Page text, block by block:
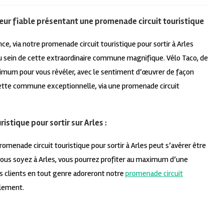
fiable présentant une promenade circuit touristique
via notre promenade circuit touristique pour sortir à Arles
de cette extraordinaire commune magnifique. Vélo Taco, de
pour vous révéler, avec le sentiment d’œuvrer de façon
commune exceptionnelle, via une promenade circuit
pour sortir sur Arles :
circuit touristique pour sortir à Arles peut s’avérer être
soyez à Arles, vous pourrez profiter au maximum d’une
clients en tout genre adoreront notre promenade circuit